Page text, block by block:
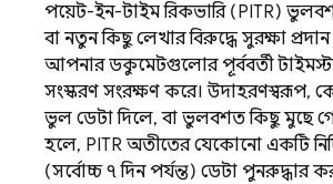
পয়েন্ট-ইন-টাইম রিকভারি (PITR)
বা নতুন কিছু লেখার বিরুদ্ধে সুরক্ষা
আপনার ডকুমেন্টগুলোর পূর্ববর্তী
সংস্করণ সংরক্ষণ করে। উদাহরণস্বরূপ,
ভুল ডেটা দিলে, বা ভুলবশত কিছু মুছে
হলে, PITR অতীতের যেকোনো একটি
(সর্বোচ্চ ৭ দিন পর্যন্ত) ডেটা পুনরুদ্ধার